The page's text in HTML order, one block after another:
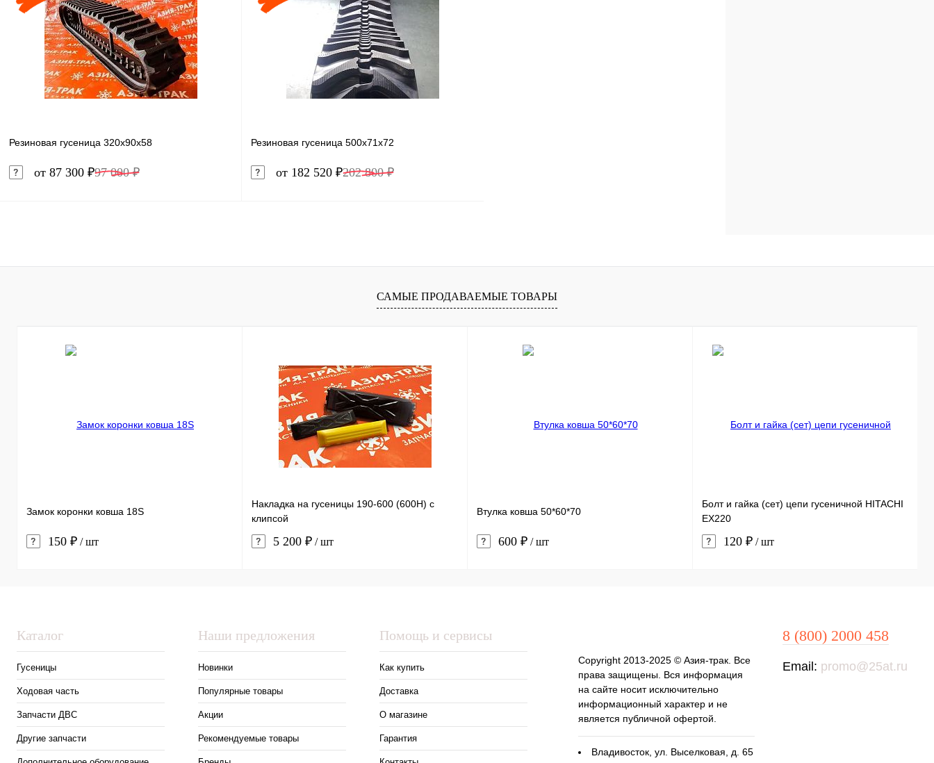
Купить в 1 клик Сравнение
В избранное В наличии
Купить в 1 клик Сравнение
В наличии
Резиновая гусеница 320x90x58
от 87 300 ₽97 000 ₽
Резиновая гусеница 500x71x72
от 182 520 ₽202 800 ₽
САМЫЕ ПРОДАВАЕМЫЕ ТОВАРЫ
Замок коронки ковша 18S
150 ₽ / шт
Накладка на гусеницы 190-600 (600H) с
клипсой
5 200 ₽ / шт
Втулка ковша 50*60*70
600 ₽ / шт
Болт и гайка (сет) цепи гусеничной HITACHI
EX220
120 ₽ / шт
Каталог
Гусеницы
Ходовая часть
Запчасти ДВС
Другие запчасти
Наши предложения
Новинки
Популярные товары
Акции
Рекомендуемые товары
Помощь и сервисы
Как купить
Доставка
О магазине
Гарантия
Copyright 2013-2025 © Азия-трак. Все
права защищены. Вся информация
на сайте носит исключительно
информационный характер и не
является публичной офертой.
Владивосток, ул. Выселковая, д. 65
8 (800) 2000 458
Email: promo@25at.ru